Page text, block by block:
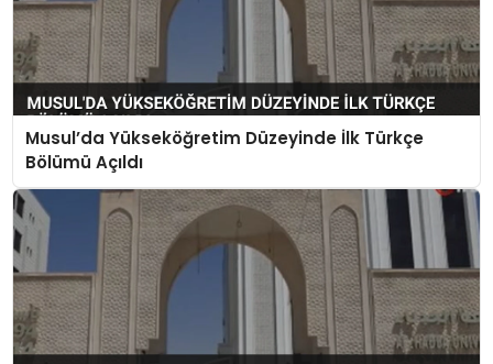
Musul’da Yükseköğretim Düzeyinde İlk Türkçe
Bölümü Açıldı